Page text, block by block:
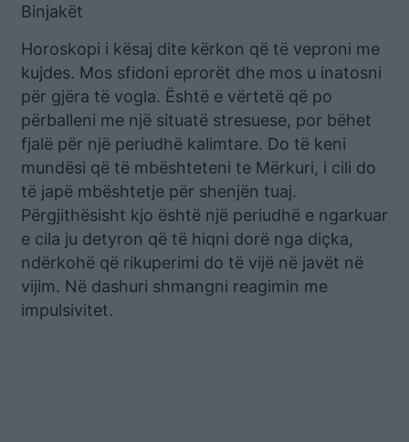
Binjakët
Horoskopi i kësaj dite kërkon që të veproni me
kujdes. Mos sfidoni eprorët dhe mos u inatosni
për gjëra të vogla. Është e vërtetë që po
përballeni me një situatë stresuese, por bëhet
fjalë për një periudhë kalimtare. Do të keni
mundësi që të mbështeteni te Mërkuri, i cili do
të japë mbështetje për shenjën tuaj.
Përgjithësisht kjo është një periudhë e ngarkuar
e cila ju detyron që të hiqni dorë nga diçka,
ndërkohë që rikuperimi do të vijë në javët në
vijim. Në dashuri shmangni reagimin me
impulsivitet.